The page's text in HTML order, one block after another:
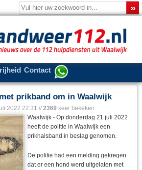
Contact
prikband om in Waalwijk
2022 22:31 // 2369 keer bekeken
Waalwijk - Op donderdag 21 juli 2022
heeft de politie in Waalwijk een
prikhalsband in beslag genomen.
De politie had een melding gekregen
dat er een hond werd uitgelaten met